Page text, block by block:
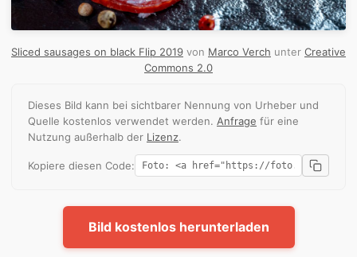
Sliced sausages on black Flip 2019 von Marco Verch unter Creative
Commons 2.0
Dieses Bild kann bei sichtbarer Nennung von Urheber und
Quelle kostenlos verwendet werden. Anfrage für eine
Nutzung außerhalb der Lizenz.
Kopiere diesen Code:
Bild kostenlos herunterladen